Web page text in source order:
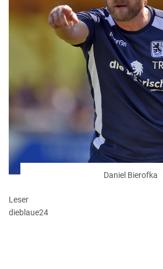
Daniel Bierofka
Leser
dieblaue24